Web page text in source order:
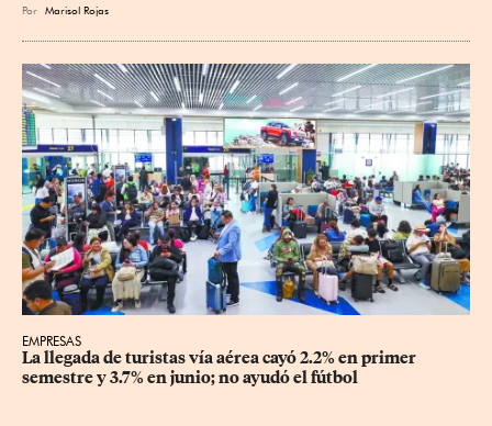
Por Marisol Rojas
EMPRESAS
La llegada de turistas vía aérea cayó 2.2% en primer
semestre y 3.7% en junio; no ayudó el fútbol